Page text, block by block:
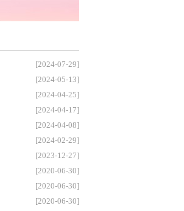
[2024-07-29]
[2024-05-13]
[2024-04-25]
[2024-04-17]
[2024-04-08]
[2024-02-29]
[2023-12-27]
[2020-06-30]
[2020-06-30]
[2020-06-30]